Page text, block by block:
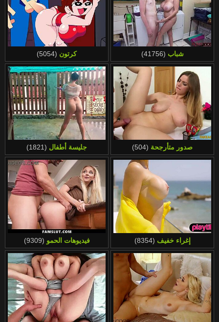
كرتون (5054) شباب (41756)
جليسة أطفال (1821) صدور متأرجحة (504)
فيديوهات الحمو (9309) إغراء خفيف (8354)